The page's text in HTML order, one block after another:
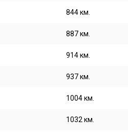
844 км.
887 км.
914 км.
937 км.
1004 км.
1032 км.